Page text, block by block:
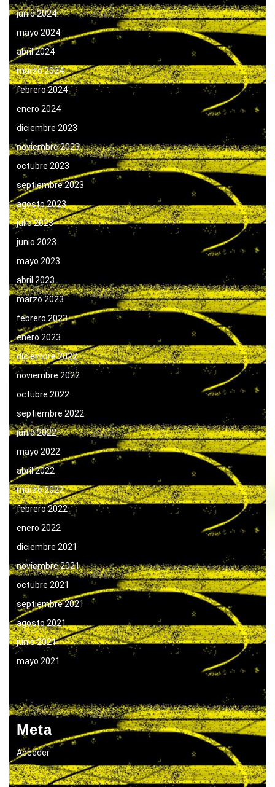
junio 2024
mayo 2024
abril 2024
marzo 2024
febrero 2024
enero 2024
diciembre 2023
noviembre 2023
octubre 2023
septiembre 2023
agosto 2023
julio 2023
junio 2023
mayo 2023
abril 2023
marzo 2023
febrero 2023
enero 2023
diciembre 2022
noviembre 2022
octubre 2022
septiembre 2022
junio 2022
mayo 2022
abril 2022
marzo 2022
febrero 2022
enero 2022
diciembre 2021
noviembre 2021
octubre 2021
septiembre 2021
agosto 2021
junio 2021
mayo 2021
Meta
Acceder